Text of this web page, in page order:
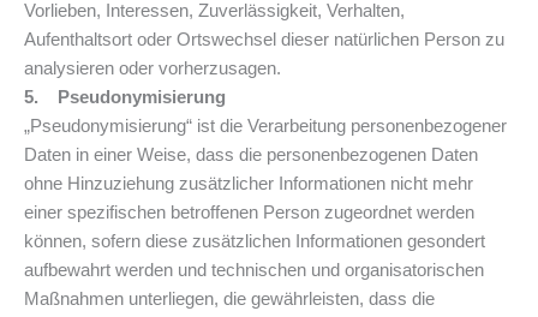
Vorlieben, Interessen, Zuverlässigkeit, Verhalten,
Aufenthaltsort oder Ortswechsel dieser natürlichen Person zu
analysieren oder vorherzusagen.
5. Pseudonymisierung
„Pseudonymisierung“ ist die Verarbeitung personenbezogener
Daten in einer Weise, dass die personenbezogenen Daten
ohne Hinzuziehung zusätzlicher Informationen nicht mehr
einer spezifischen betroffenen Person zugeordnet werden
können, sofern diese zusätzlichen Informationen gesondert
aufbewahrt werden und technischen und organisatorischen
Maßnahmen unterliegen, die gewährleisten, dass die